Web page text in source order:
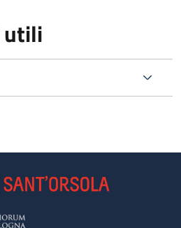
utili